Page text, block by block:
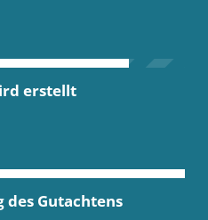
erstellt
des Gutachtens